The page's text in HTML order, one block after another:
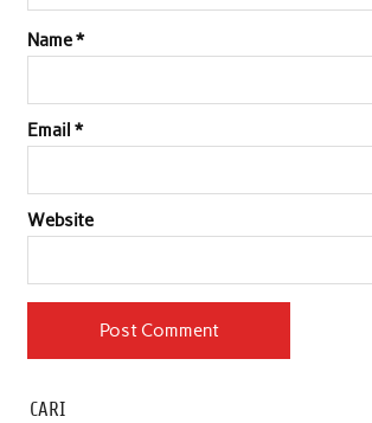
Name*
Email *
Website
CARI